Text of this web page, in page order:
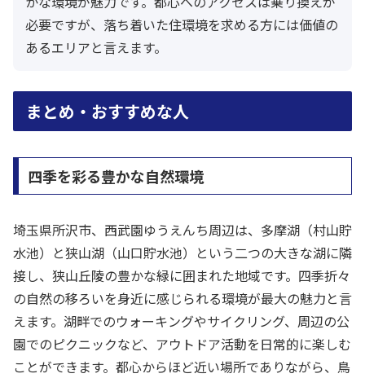
必要ですが、落ち着いた住環境を求める方には価値の
あるエリアと言えます。
まとめ・おすすめな人
四季を彩る豊かな自然環境
埼玉県所沢市、西武園ゆうえんち周辺は、多摩湖（村山貯
水池）と狭山湖（山口貯水池）という二つの大きな湖に隣
接し、狭山丘陵の豊かな緑に囲まれた地域です。四季折々
の自然の移ろいを身近に感じられる環境が最大の魅力と言
えます。湖畔でのウォーキングやサイクリング、周辺の公
園でのピクニックなど、アウトドア活動を日常的に楽しむ
ことができます。都心からほど近い場所でありながら、鳥